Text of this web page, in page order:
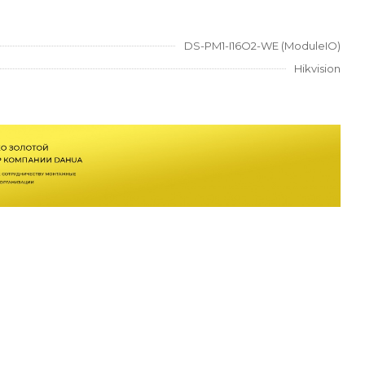
DS-PM1-I16O2-WE (ModuleIO)
Hikvision